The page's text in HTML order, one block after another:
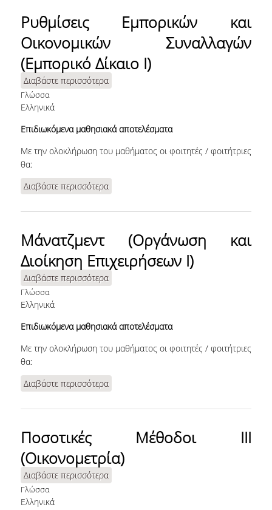
ΤΜΗΜΑ ΔΙΕΘΝΩΝ ΚΑΙ
ΕΥΡΩΠΑΪΚΩΝ
ΟΙΚΟΝΟΜΙΚΩΝ ΣΠΟΥΔΩΝ
ΣΧΟΛΗ ΔΙΟΙΚΗΣΗΣ
ΕΠΙΧΕΙΡΗΣΕΩΝ
<NONE>
ΤΜΗΜΑ ΔΙΟΙΚΗΤΙΚΗΣ
ΕΠΙΣΤΗΜΗΣ &
ΕΠΙΧΕΙΡΗΣΕΩΝ
ΤΜΗΜΑ ΛΟΓΙΣΤΙΚΗΣ &
ΣΧΟΛΗ ΕΠΙΣΤΗΜΩΝ ΚΑΙ
ΤΕΧΝΟΛΟΓΙΑΣ ΤΗΣ
Ρυθμίσεις Εμπορικών και
Οικονομικών Συναλλαγών
(Εμπορικό Δίκαιο Ι)
Διαβάστε περισσότεραγια Ρυθμίσεις Εμπορικών και
Γλώσσα
Ελληνικά
Επιδιωκόμενα μαθησιακά αποτελέσματα
Με την ολοκλήρωση του μαθήματος οι φοιτητές / φοιτήτριες
θα:
Διαβάστε περισσότεραγια Ρυθμίσεις Εμπορικών και
Δίκαιο Ι)
Μάνατζμεντ (Οργάνωση και
Διοίκηση Επιχειρήσεων Ι)
Διαβάστε περισσότεραγια Μάνατζμεντ (Οργάνωση και
Γλώσσα
Ελληνικά
Επιδιωκόμενα μαθησιακά αποτελέσματα
Με την ολοκλήρωση του μαθήματος οι φοιτητές / φοιτήτριες
θα:
Διαβάστε περισσότεραγια Μάνατζμεντ (Οργάνωση και
Ποσοτικές Μέθοδοι ΙΙΙ
(Οικονομετρία)
Διαβάστε περισσότεραγια Ποσοτικές Μέθοδοι ΙΙΙ
Γλώσσα
Ελληνικά